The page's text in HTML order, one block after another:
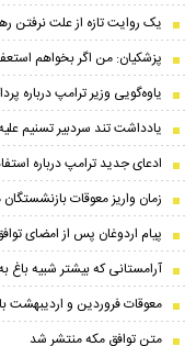
یک روایت تازه از علت نرفتن
پزشکیان: من اگر بخواهم
یاوه‌گویی وزیر ترامپ درباره
یادداشت تند سردبیر تسنیم
ادعای جدید ترامپ درباره
زمان واریز معوقات
پیام اردوغان پس از امضای
آرامستانی که بیشتر شبیه باغ
معوقات فروردین و اردیبهشت
متن توافق مکه منتشر شد